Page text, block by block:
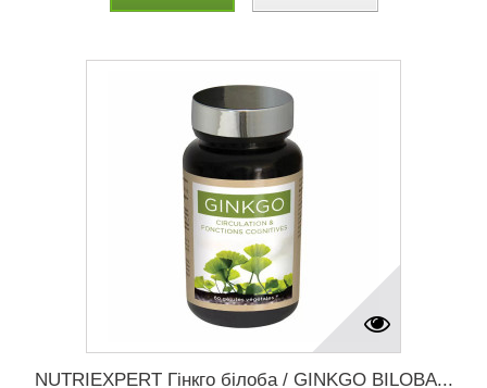
NUTRIEXPERT Гінкго білоба / GINKGO BILOBA...